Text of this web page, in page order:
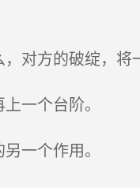
对方的破绽，将
一个台阶。
一个作用。